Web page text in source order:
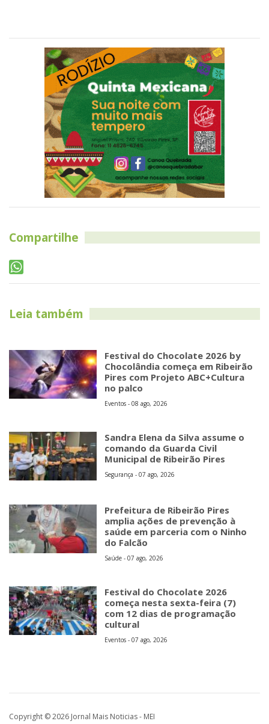
Compartilhe
Leia também
Festival do Chocolate 2026 by
Chocolândia começa em Ribeirão
Pires com Projeto ABC+Cultura
no palco
Eventos - 08 ago, 2026
Sandra Elena da Silva assume o
comando da Guarda Civil
Municipal de Ribeirão Pires
Segurança - 07 ago, 2026
Prefeitura de Ribeirão Pires
amplia ações de prevenção à
saúde em parceria com o Ninho
do Falcão
Saúde - 07 ago, 2026
Festival do Chocolate 2026
começa nesta sexta-feira (7)
com 12 dias de programação
cultural
Eventos - 07 ago, 2026
Copyright © 2026 Jornal Mais Noticias - MEI